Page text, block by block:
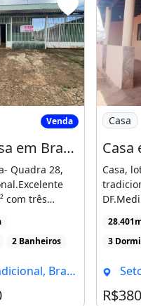
Casa em Brazlândia -
Venda
Vendo Casa em Brazlândia - Quadra 28, Setor Tradicional. Excelente Lote de 420 M²
Quadra 28,
com três
localização
2 Banheiros
Brasília - DF
Casa
Casa,
3